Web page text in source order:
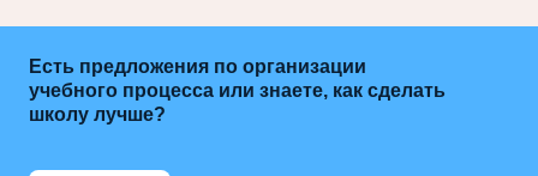
Есть предложения по организации
учебного процесса или знаете, как сделать
школу лучше?